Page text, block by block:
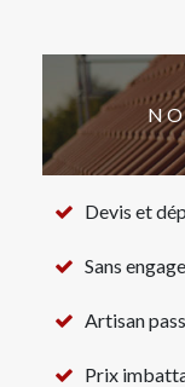
Devis et
Sans
Artisan
Prix